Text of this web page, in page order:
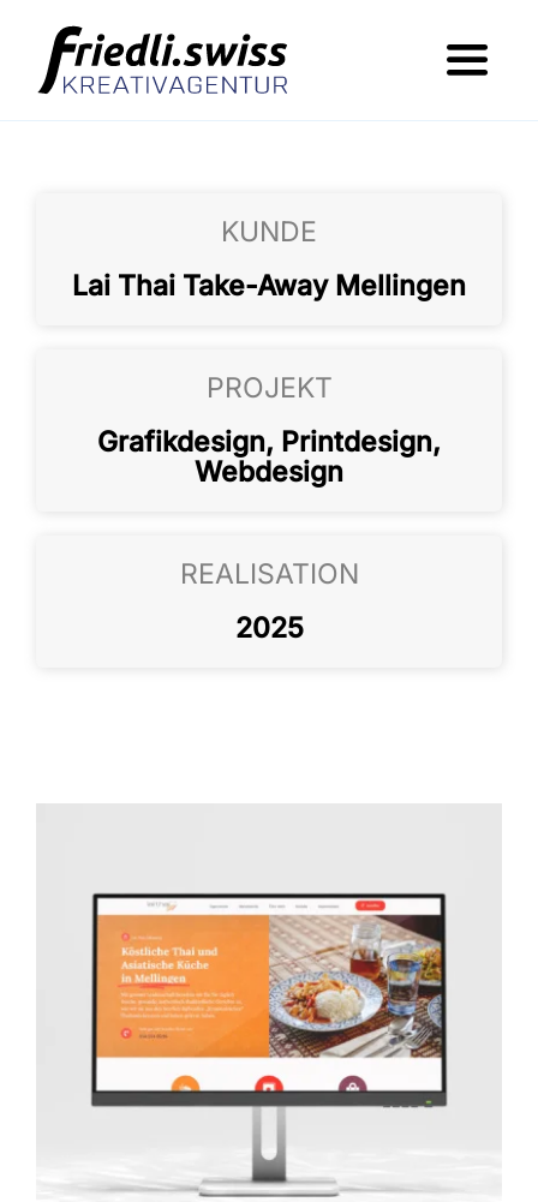
content
KUNDE
Lai Thai Take-Away Mellingen
PROJEKT
Grafikdesign, Printdesign,
Webdesign
REALISATION
2025